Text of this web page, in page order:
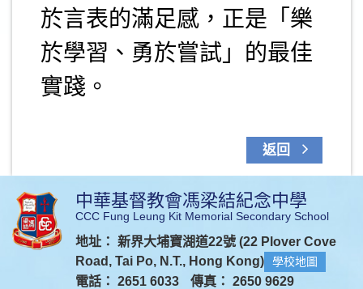
於言表的滿足感，正是「樂
於學習、勇於嘗試」的最佳
實踐。
返回
中華基督教會馮梁結紀念中學
CCC Fung Leung Kit Memorial Secondary School
地址： 新界大埔寶湖道22號 (22 Plover Cove
Road, Tai Po, N.T., Hong Kong)
學校地圖
電話： 2651 6033 傳真： 2650 9629